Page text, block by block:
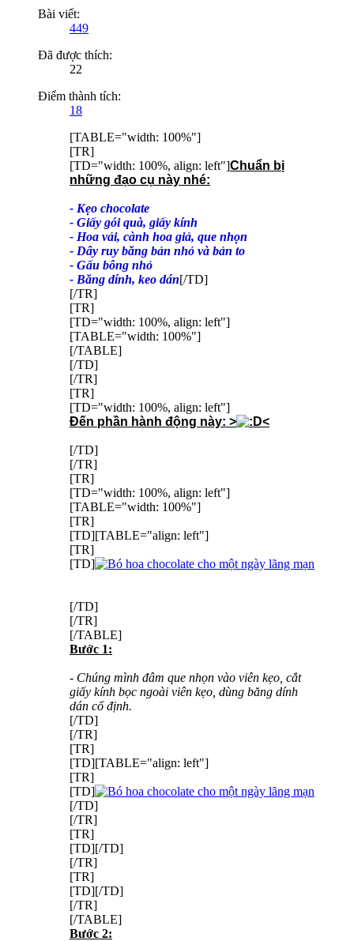
Bài viết:
449
Đã được thích:
22
Điểm thành tích:
18
[TABLE="width: 100%"]
[TR]
[TD="width: 100%, align: left"]Chuẩn bị
những đạo cụ này nhé:
- Kẹo chocolate
- Giấy gói quà, giấy kính
- Hoa vải, cành hoa giả, que nhọn
- Dây ruy băng bản nhỏ và bản to
- Gấu bông nhỏ
- Băng dính, keo dán[/TD]
[/TR]
[TR]
[TD="width: 100%, align: left"]
[TABLE="width: 100%"]
[/TABLE]
[/TD]
[/TR]
[TR]
[TD="width: 100%, align: left"]
Đến phần hành động này: >
<
[/TD]
[/TR]
[TR]
[TD="width: 100%, align: left"]
[TABLE="width: 100%"]
[TR]
[TD][TABLE="align: left"]
[TR]
[TD]
[/TD]
[/TR]
[/TABLE]
Bước 1:
- Chúng mình đâm que nhọn vào viên kẹo, cắt
giấy kính bọc ngoài viên kẹo, dùng băng dính
dán cố định.
[/TD]
[/TR]
[TR]
[TD][TABLE="align: left"]
[TR]
[TD]
[/TD]
[/TR]
[TR]
[TD][/TD]
[/TR]
[TR]
[TD][/TD]
[/TR]
[/TABLE]
Bước 2: